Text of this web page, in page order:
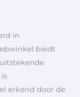
in
biedt
erkend door de